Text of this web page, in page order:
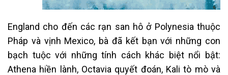
England cho đến các rạn san hô ở Polynesia thuộc
Pháp và vịnh Mexico, bà đã kết bạn với những con
bạch tuộc với những tính cách khác biệt nổi bật:
Athena hiền lành, Octavia quyết đoán, Kali tò mò và